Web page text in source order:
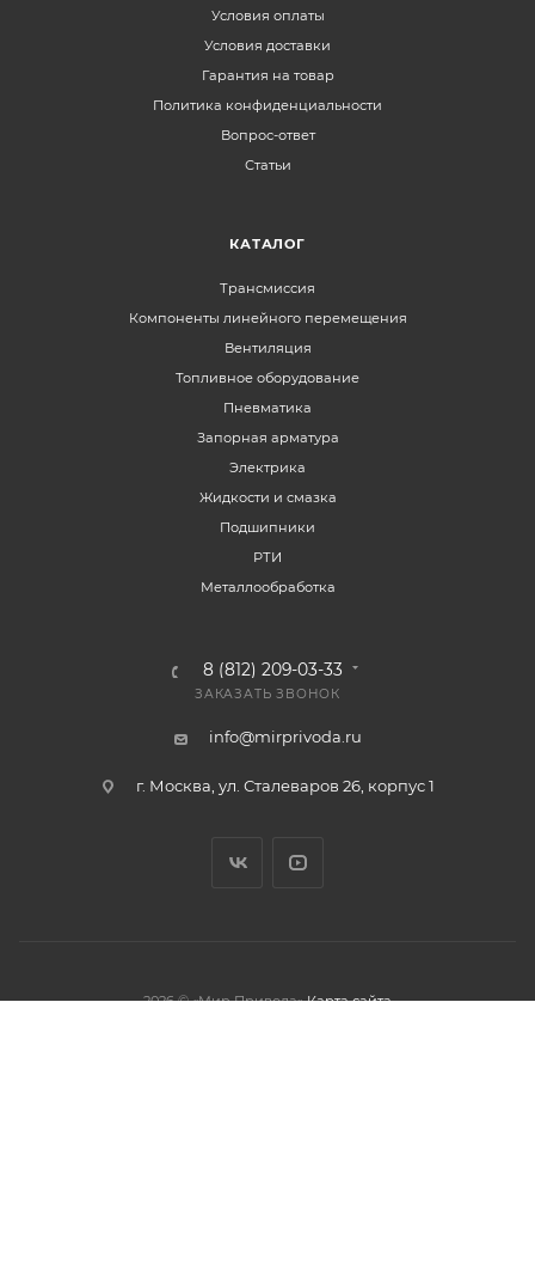
Условия оплаты
Условия доставки
Гарантия на товар
Политика конфиденциальности
Вопрос-ответ
Статьи
КАТАЛОГ
Трансмиссия
Компоненты линейного перемещения
Вентиляция
Топливное оборудование
Пневматика
Запорная арматура
Электрика
Жидкости и смазка
Подшипники
РТИ
Металлообработка
8 (812) 209-03-33
ЗАКАЗАТЬ ЗВОНОК
info@mirprivoda.ru
г. Москва, ул. Сталеваров 26, корпус 1
2026 © «Мир Привода» Карта сайта